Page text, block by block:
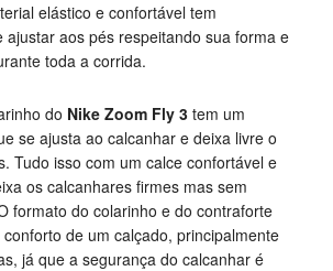
elástico e confortável tem
ajustar aos pés respeitando sua forma e
toda a corrida.
do Nike Zoom Fly 3tem um
se ajusta ao calcanhar e deixa livre o
Tudo isso com um calce confortável e
os calcanhares firmes mas sem
formato do colarinho e do contraforte
de um calçado, principalmente
já que a segurança do calcanhar é